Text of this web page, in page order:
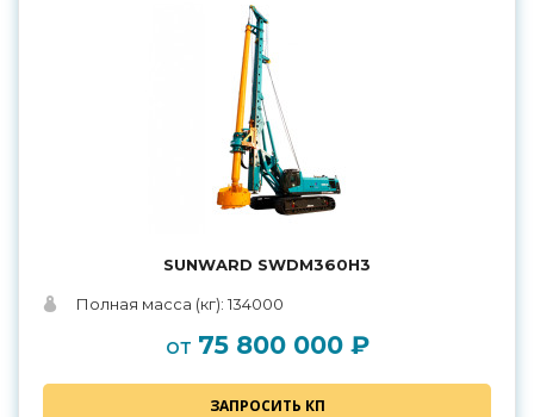
SUNWARD SWDM360H3
Полная масса (кг): 134000
от 75 800 000 ₽
ЗАПРОСИТЬ КП